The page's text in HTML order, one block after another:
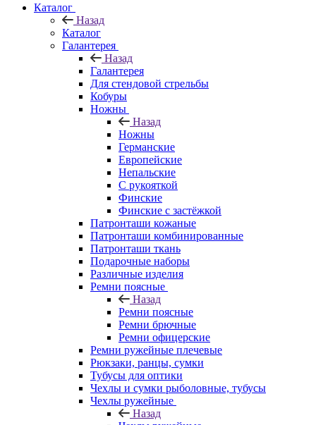
Каталог
Назад
Каталог
Галантерея
Назад
Галантерея
Для стендовой стрельбы
Кобуры
Ножны
Назад
Ножны
Германские
Европейские
Непальские
С рукояткой
Финские
Финские с застёжкой
Патронташи кожаные
Патронташи комбинированные
Патронташи ткань
Подарочные наборы
Различные изделия
Ремни поясные
Назад
Ремни поясные
Ремни брючные
Ремни офицерские
Ремни ружейные плечевые
Рюкзаки, ранцы, сумки
Тубусы для оптики
Чехлы и сумки рыболовные, тубусы
Чехлы ружейные
Назад